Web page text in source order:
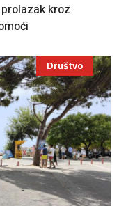
kroz
Društvo